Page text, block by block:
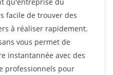
facile de trouver des
à réaliser rapidement.
vous permet de
instantannée avec des
professionnels pour